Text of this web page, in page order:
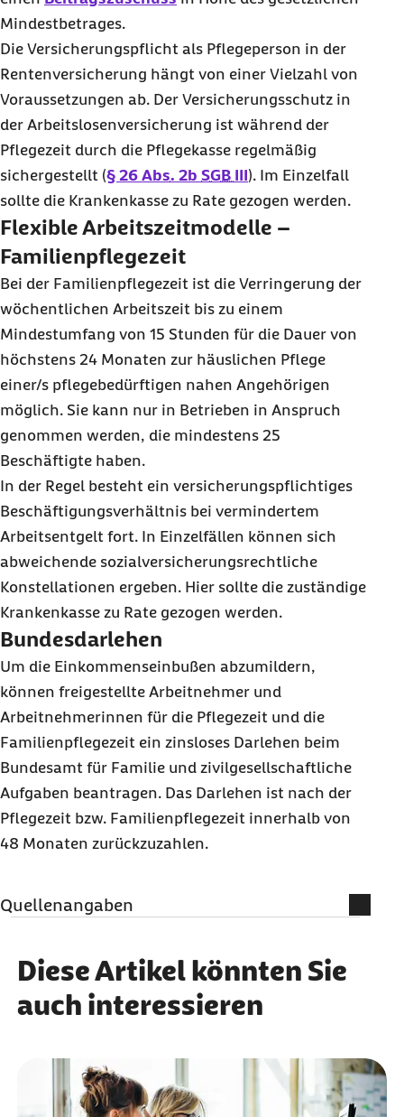
Mindestbetrages.
Die Versicherungspflicht als Pflegeperson in der
Rentenversicherung hängt von einer Vielzahl von
Voraussetzungen ab. Der Versicherungsschutz in
der Arbeitslosenversicherung ist während der
Pflegezeit durch die Pflegekasse regelmäßig
sichergestellt (§ 26 Abs. 2b SGB III). Im Einzelfall
sollte die Krankenkasse zu Rate gezogen werden.
Flexible Arbeitszeitmodelle –
Familienpflegezeit
Bei der Familienpflegezeit ist die Verringerung der
wöchentlichen Arbeitszeit bis zu einem
Mindestumfang von 15 Stunden für die Dauer von
höchstens 24 Monaten zur häuslichen Pflege
einer/s pflegebedürftigen nahen Angehörigen
möglich. Sie kann nur in Betrieben in Anspruch
genommen werden, die mindestens 25
Beschäftigte haben.
In der Regel besteht ein versicherungspflichtiges
Beschäftigungsverhältnis bei vermindertem
Arbeitsentgelt fort. In Einzelfällen können sich
abweichende sozialversicherungsrechtliche
Konstellationen ergeben. Hier sollte die zuständige
Krankenkasse zu Rate gezogen werden.
Bundesdarlehen
Um die Einkommenseinbußen abzumildern,
können freigestellte Arbeitnehmer und
Arbeitnehmerinnen für die Pflegezeit und die
Familienpflegezeit ein zinsloses Darlehen beim
Bundesamt für Familie und zivilgesellschaftliche
Aufgaben beantragen. Das Darlehen ist nach der
Pflegezeit bzw. Familienpflegezeit innerhalb von
48 Monaten zurückzuzahlen.
Quellenangaben
MBO Verlag GmbH
Diese Artikel könnten Sie
auch interessieren